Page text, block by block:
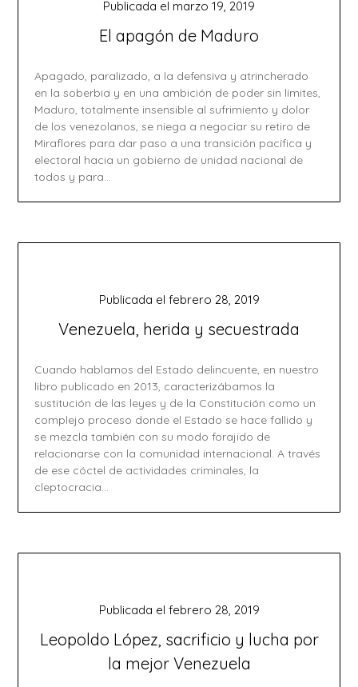
El apagón de Maduro
Publicada el marzo 19, 2019
Apagado, paralizado, a la defensiva y atrincherado
en la soberbia y en una ambición de poder sin límites,
Maduro, totalmente insensible al sufrimiento y dolor
de los venezolanos, se niega a negociar su retiro de
Miraflores para dar paso a una transición pacífica y
electoral hacia un gobierno de unidad nacional de
todos y para…
Venezuela, herida y secuestrada
Publicada el febrero 28, 2019
Cuando hablamos del Estado delincuente, en nuestro
libro publicado en 2013, caracterizábamos la
sustitución de las leyes y de la Constitución como un
complejo proceso donde el Estado se hace fallido y
se mezcla también con su modo forajido de
relacionarse con la comunidad internacional. A través
de ese cóctel de actividades criminales, la
cleptocracia…
Leopoldo López, sacrificio y lucha por
la mejor Venezuela
Publicada el febrero 28, 2019